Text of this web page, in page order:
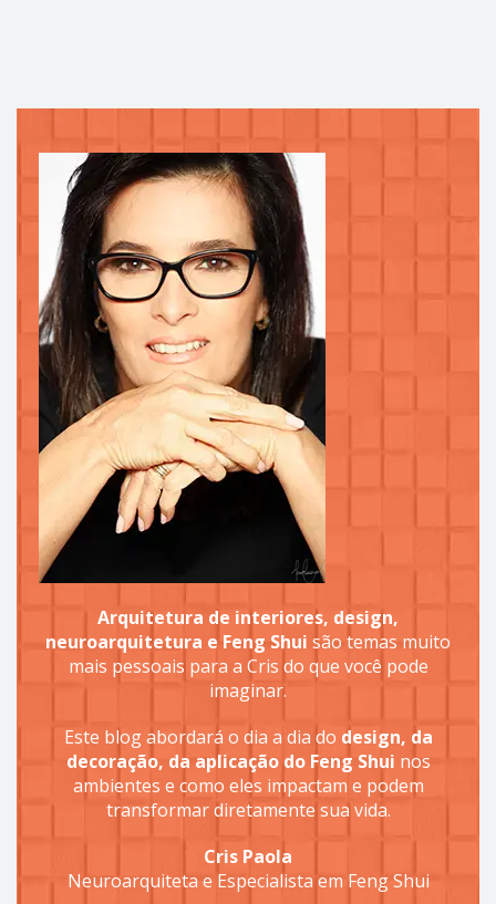
Arquitetura de interiores, design,
neuroarquitetura e Feng Shui são temas muito
mais pessoais para a Cris do que você pode
imaginar.
Este blog abordará o dia a dia do design, da
decoração, da aplicação do Feng Shui nos
ambientes e como eles impactam e podem
transformar diretamente sua vida.
Cris Paola
Neuroarquiteta e Especialista em Feng Shui